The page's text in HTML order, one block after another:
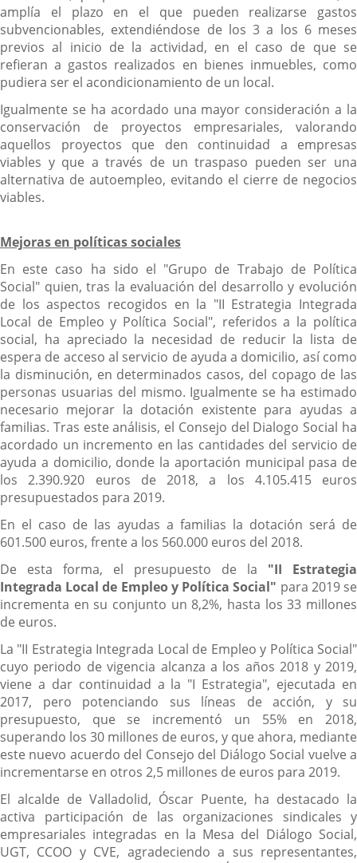
amplía el plazo en el que pueden realizarse gastos
subvencionables, extendiéndose de los 3 a los 6 meses
previos al inicio de la actividad, en el caso de que se
refieran a gastos realizados en bienes inmuebles, como
pudiera ser el acondicionamiento de un local.
Igualmente se ha acordado una mayor consideración a la
conservación de proyectos empresariales, valorando
aquellos proyectos que den continuidad a empresas
viables y que a través de un traspaso pueden ser una
alternativa de autoempleo, evitando el cierre de negocios
viables.
Mejoras en políticas sociales
En este caso ha sido el "Grupo de Trabajo de Política
Social" quien, tras la evaluación del desarrollo y evolución
de los aspectos recogidos en la "II Estrategia Integrada
Local de Empleo y Política Social", referidos a la política
social, ha apreciado la necesidad de reducir la lista de
espera de acceso al servicio de ayuda a domicilio, así como
la disminución, en determinados casos, del copago de las
personas usuarias del mismo. Igualmente se ha estimado
necesario mejorar la dotación existente para ayudas a
familias. Tras este análisis, el Consejo del Dialogo Social ha
acordado un incremento en las cantidades del servicio de
ayuda a domicilio, donde la aportación municipal pasa de
los 2.390.920 euros de 2018, a los 4.105.415 euros
presupuestados para 2019.
En el caso de las ayudas a familias la dotación será de
601.500 euros, frente a los 560.000 euros del 2018.
De esta forma, el presupuesto de la "II Estrategia
Integrada Local de Empleo y Política Social" para 2019 se
incrementa en su conjunto un 8,2%, hasta los 33 millones
de euros.
La "II Estrategia Integrada Local de Empleo y Política Social"
cuyo periodo de vigencia alcanza a los años 2018 y 2019,
viene a dar continuidad a la "I Estrategia", ejecutada en
2017, pero potenciando sus líneas de acción, y su
presupuesto, que se incrementó un 55% en 2018,
superando los 30 millones de euros, y que ahora, mediante
este nuevo acuerdo del Consejo del Diálogo Social vuelve a
incrementarse en otros 2,5 millones de euros para 2019.
El alcalde de Valladolid, Óscar Puente, ha destacado la
activa participación de las organizaciones sindicales y
empresariales integradas en la Mesa del Diálogo Social,
UGT, CCOO y CVE, agradeciendo a sus representantes,